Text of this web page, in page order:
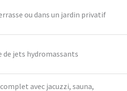
ou dans un jardin privatif
de jets hydromassants
avec jacuzzi, sauna,